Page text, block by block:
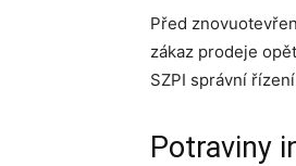
Před
zákaz prodeje
SZPI správní
Potraviny